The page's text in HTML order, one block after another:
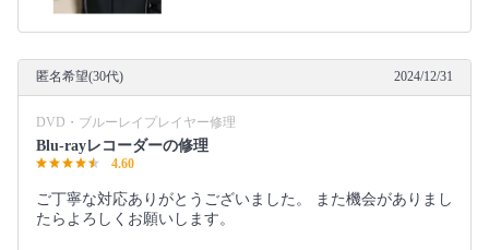
匿名希望(30代) 2024/12/31
DVD・ブルーレイプレイヤー修理
Blu-rayレコーダーの修理
4.60
ご丁寧な対応ありがとうございました。 また機会がありまし
たらよろしくお願いします。